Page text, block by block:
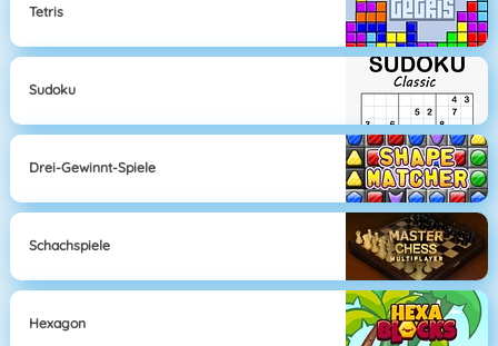
Tetris
Sudoku
Drei-Gewinnt-Spiele
Schachspiele
Hexagon